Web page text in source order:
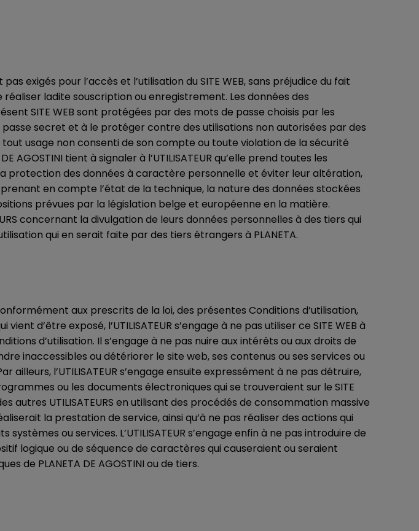
exigés pour l’accès et l’utilisation du SITE WEB, sans préjudice du fait
ladite souscription ou enregistrement. Les données des
SITE WEB sont protégées par des mots de passe choisis par les
passe secret et à le protéger contre des utilisations non autorisées par des
tout usage non consenti de son compte ou toute violation de la sécurité
AGOSTINI tient à signaler à l’UTILISATEUR qu’elle prend toutes les
protection des données à caractère personnelle et éviter leur altération,
en compte l’état de la technique, la nature des données stockées
prévues par la législation belge et européenne en la matière.
concernant la divulgation de leurs données personnelles à des tiers qui
qui en serait faite par des tiers étrangers à PLANETA.
aux prescrits de la loi, des présentes Conditions d’utilisation,
d’être exposé, l’UTILISATEUR s’engage à ne pas utiliser ce SITE WEB à
d’utilisation. Il s’engage à ne pas nuire aux intérêts ou aux droits de
inaccessibles ou détériorer le site web, ses contenus ou ses services ou
ailleurs, l’UTILISATEUR s’engage ensuite expressément à ne pas détruire,
ou les documents électroniques qui se trouveraient sur le SITE
autres UTILISATEURS en utilisant des procédés de consommation massive
la prestation de service, ainsi qu’à ne pas réaliser des actions qui
ou services. L’UTILISATEUR s’engage enfin à ne pas introduire de
logique ou de séquence de caractères qui causeraient ou seraient
de PLANETA DE AGOSTINI ou de tiers.